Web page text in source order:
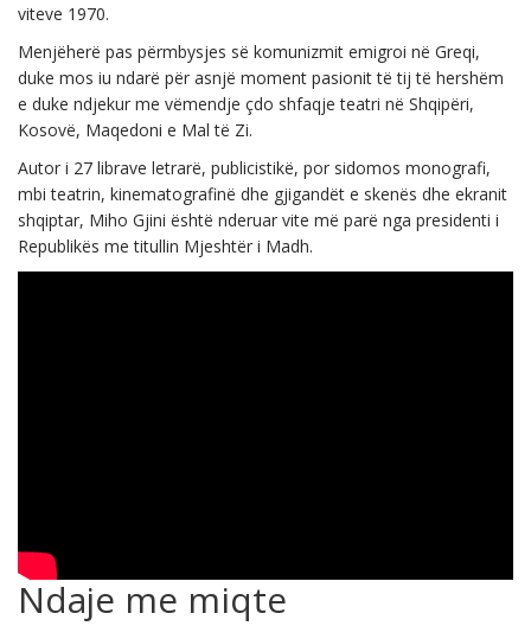
viteve 1970.
Menjëherë pas përmbysjes së komunizmit emigroi në Greqi,
duke mos iu ndarë për asnjë moment pasionit të tij të hershëm
e duke ndjekur me vëmendje çdo shfaqje teatri në Shqipëri,
Kosovë, Maqedoni e Mal të Zi.
Autor i 27 librave letrarë, publicistikë, por sidomos monografi,
mbi teatrin, kinematografinë dhe gjigandët e skenës dhe ekranit
shqiptar, Miho Gjini është nderuar vite më parë nga presidenti i
Republikës me titullin Mjeshtër i Madh.
Ndaje me miqte